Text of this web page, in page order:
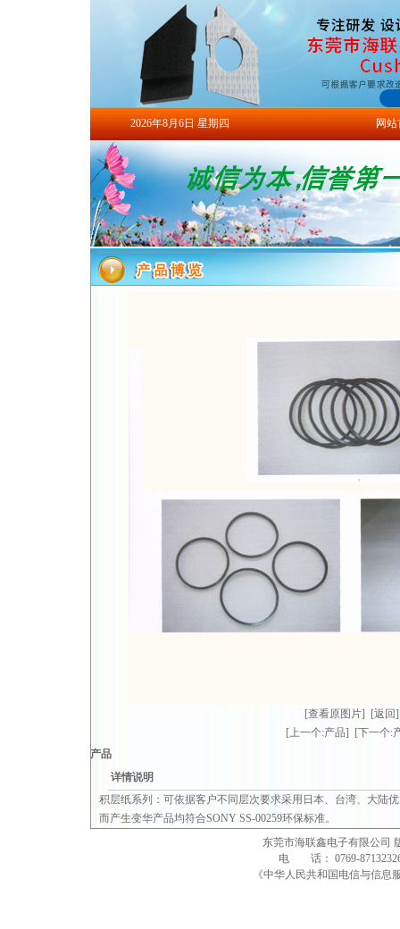
2026年8月6日 星期四 网站
[查看原图片]
[返回]
[上一个:产品]
[下一个:
产品
详情说明
积层纸系列：可依据客户不同层次要求采用日本、台湾、大陆
而产生变华产品均符合SONY SS-00259环保标准。
东莞市海联鑫电子有限公司
电 话： 0769-
《中华人民共和国电信与信息